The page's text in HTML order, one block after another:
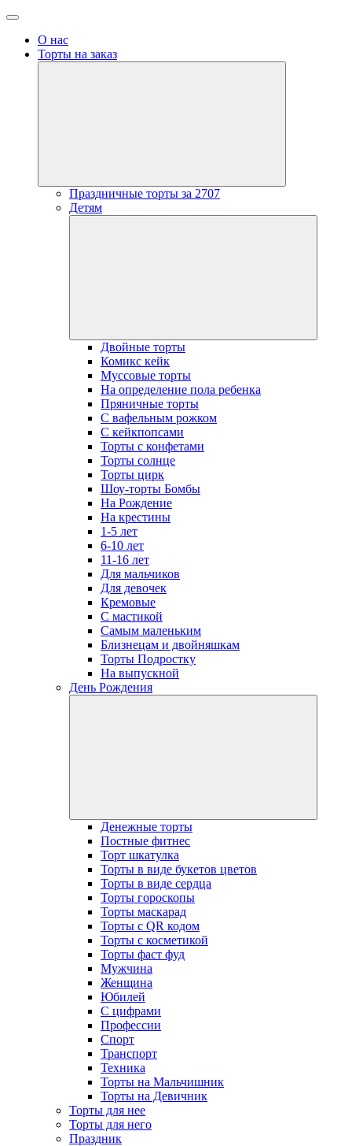
О нас
Торты на заказ
Праздничные торты за 2707
Детям
Двойные торты
Комикс кейк
Муссовые торты
На определение пола ребенка
Пряничные торты
С вафельным рожком
С кейкпопсами
Торты с конфетами
Торты солнце
Торты цирк
Шоу-торты Бомбы
На Рождение
На крестины
1-5 лет
6-10 лет
11-16 лет
Для мальчиков
Для девочек
Кремовые
С мастикой
Самым маленьким
Близнецам и двойняшкам
Торты Подростку
На выпускной
День Рождения
Денежные торты
Постные фитнес
Торт шкатулка
Торты в виде букетов цветов
Торты в виде сердца
Торты гороскопы
Торты маскарад
Торты с QR кодом
Торты с косметикой
Торты фаст фуд
Мужчина
Женщина
Юбилей
С цифрами
Профессии
Спорт
Транспорт
Техника
Торты на Мальчишник
Торты на Девичник
Торты для нее
Торты для него
Праздник